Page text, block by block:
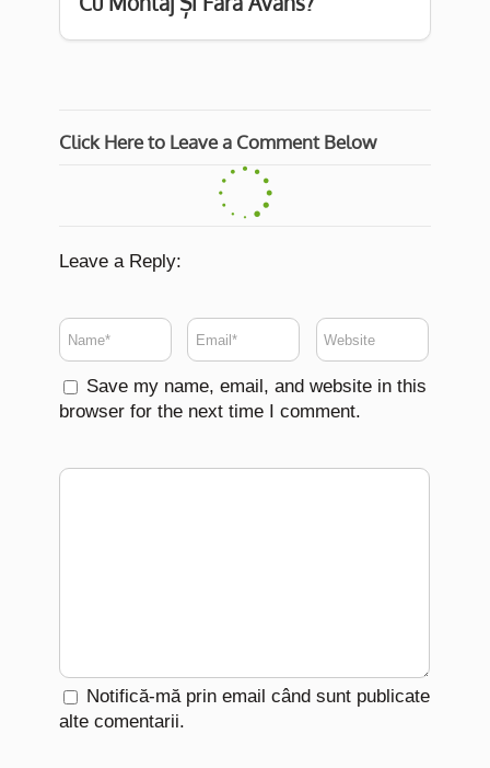
Click Here to Leave a Comment Below
Leave a Reply:
Save my name, email, and website in this
browser for the next time I comment.
Notifică-mă prin email când sunt publicate
alte comentarii.